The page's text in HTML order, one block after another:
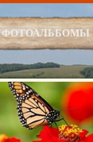
ФОТОАЛЬБОМЫ